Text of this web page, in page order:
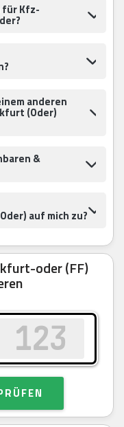
für Kfz-
anderen
(Oder)
&
auf mich zu?
oder (FF)